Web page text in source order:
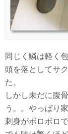
同じく鱗は軽く
頭を落としてサ
た。
しかし未だに腹
う。。やっぱり
刺身がボロボロ